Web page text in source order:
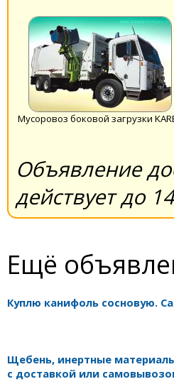
Мусоровоз боковой загрузки
Объявление
действует до
Ещё
Куплю канифоль сосновую.
Щебень, инертные
с доставкой или